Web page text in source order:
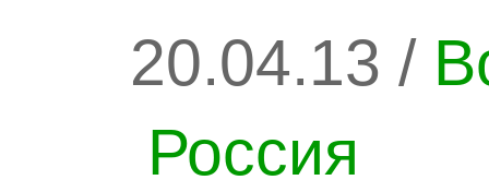
20.04.13 /
Россия